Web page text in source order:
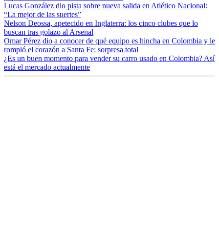
Lucas González dio pista sobre nueva salida en Atlético Nacional:
“La mejor de las suertes”
Nelson Deossa, apetecido en Inglaterra: los cinco clubes que lo
buscan tras golazo al Arsenal
Omar Pérez dio a conocer de qué equipo es hincha en Colombia y le
rompió el corazón a Santa Fe: sorpresa total
¿Es un buen momento para vender su carro usado en Colombia? Así
está el mercado actualmente